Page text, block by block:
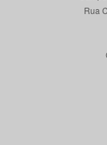
Rua